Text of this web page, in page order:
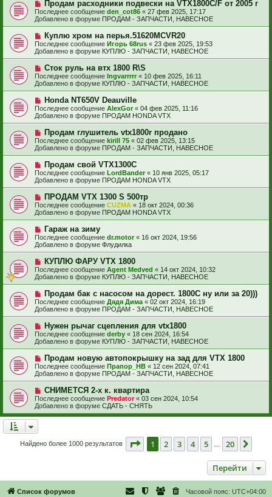
н
и
е
с
о
о
б
щ
е
н
и
е
Н
о
в
о
е
с
о
о
б
щ
е
н
и
е
Продам расходники подвески на VTX1800C/F от 2005 г
Последнее сообщение den_cot86 « 27 фев 2025, 17:17
Добавлено в форуме ПРОДАМ - ЗАПЧАСТИ, НАВЕСНОЕ
Н
о
в
о
с
о
о
б
щ
е
н
и
е
Куплю хром на перья.51620MCVR20
Последнее сообщение Игорь 68rus « 23 фев 2025, 19:53
Добавлено в форуме КУПЛЮ - ЗАПЧАСТИ, НАВЕСНОЕ
Н
о
в
о
е
с
о
о
б
щ
е
н
и
е
Сток руль на втх 1800 R\S
Последнее сообщение Ingvarrrrr « 10 фев 2025, 16:11
Добавлено в форуме КУПЛЮ - ЗАПЧАСТИ, НАВЕСНОЕ
Н
о
в
о
е
с
о
о
б
щ
е
н
и
е
Honda NT650V Deauville
Последнее сообщение AlexGor« 04 фев 2025, 11:16
Добавлено в форуме ПРОДАМ HONDA VTX
Н
о
в
о
е
с
о
о
б
щ
е
н
и
е
Продам глушитель vtx1800r продано
Последнее сообщение kirill 75 « 02 фев 2025, 13:15
Добавлено в форуме ПРОДАМ - ЗАПЧАСТИ, НАВЕСНОЕ
Н
о
в
о
е
с
о
о
б
щ
е
н
и
е
Продам свой VTX1300C
Последнее сообщение LordBander« 10 янв 2025, 05:17
Добавлено в форуме ПРОДАМ HONDA VTX
Н
о
в
о
е
с
о
о
б
щ
е
н
и
е
ПРОДАМ VTX 1300 S 500тр
Последнее сообщение CUZMA « 18 окт 2024, 00:36
Добавлено в форуме ПРОДАМ HONDA VTX
Н
о
в
о
е
с
о
о
б
щ
е
н
и
е
Гараж на зиму
Последнее сообщение dr.motor« 16 окт 2024, 19:56
Добавлено в форуме Флудилка
Н
о
в
о
е
с
о
о
б
щ
е
н
и
е
КУПЛЮ ФАРУ VTX 1800
Последнее сообщение Agent Medved « 14 окт 2024, 10:32
Добавлено в форуме КУПЛЮ - ЗАПЧАСТИ, НАВЕСНОЕ
Н
о
в
о
е
с
о
о
б
щ
е
н
и
е
Продам бак с насосом на дорест. 1800С ну или за 20)))
Последнее сообщение Дядя Дима « 02 окт 2024, 16:19
Добавлено в форуме ПРОДАМ - ЗАПЧАСТИ, НАВЕСНОЕ
Н
о
в
о
е
с
о
о
б
щ
е
н
и
е
Нужен рычаг сцепления для vtx1800
Последнее сообщение derby « 18 сен 2024, 16:54
Добавлено в форуме КУПЛЮ - ЗАПЧАСТИ, НАВЕСНОЕ
Н
о
в
о
с
о
о
б
и
Продам новую автопокрышку на зад для VTX 1800
Последнее сообщение Прапор_НВ « 12 сен 2024, 07:41
Добавлено в форуме ПРОДАМ - ЗАПЧАСТИ, НАВЕСНОЕ
Н
о
в
о
е
б
СНИМЕТСЯ 2-х к. квартира
Последнее сообщение Predator« 03 сен 2024, 10:54
Добавлено в форуме СДАТЬ - СНЯТЬ
Найдено более 1000 результатов Страница из 20
1 2 3 4 5 20
Перейти
Список форумов Часовой пояс: UTC+04:00